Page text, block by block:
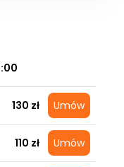
130 zł Umów
110 zł Umów